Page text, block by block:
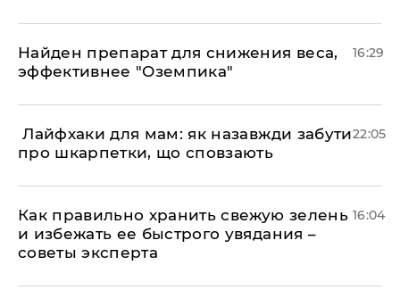
Найден препарат для снижения веса,
эффективнее "Оземпика"
16:29
​ Лайфхаки для мам: як назавжди забути
про шкарпетки, що сповзають
22:05
Как правильно хранить свежую зелень
и избежать ее быстрого увядания –
советы эксперта
16:04